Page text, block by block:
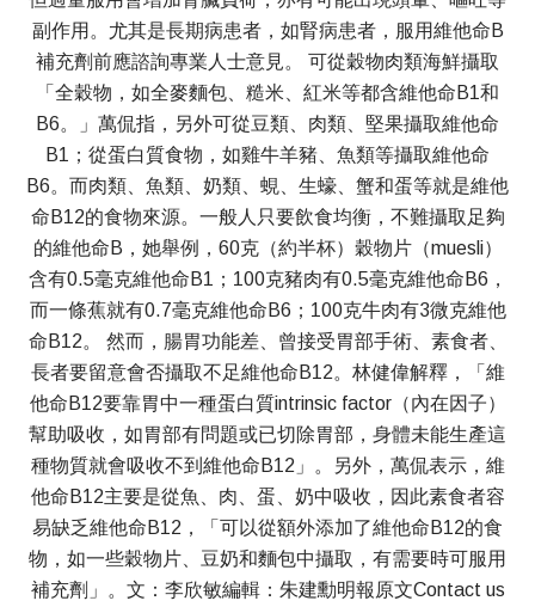
副作用。尤其是長期病患者，如腎病患者，服用維他命B
補充劑前應諮詢專業人士意見。 可從穀物肉類海鮮攝取
「全穀物，如全麥麵包、糙米、紅米等都含維他命B1和
B6。」萬侃指，另外可從豆類、肉類、堅果攝取維他命
B1；從蛋白質食物，如雞牛羊豬、魚類等攝取維他命
B6。而肉類、魚類、奶類、蜆、生蠔、蟹和蛋等就是維他
命B12的食物來源。一般人只要飲食均衡，不難攝取足夠
的維他命B，她舉例，60克（約半杯）穀物片（muesli）
含有0.5毫克維他命B1；100克豬肉有0.5毫克維他命B6，
而一條蕉就有0.7毫克維他命B6；100克牛肉有3微克維他
命B12。 然而，腸胃功能差、曾接受胃部手術、素食者、
長者要留意會否攝取不足維他命B12。林健偉解釋，「維
他命B12要靠胃中一種蛋白質intrinsic factor（內在因子）
幫助吸收，如胃部有問題或已切除胃部，身體未能生產這
種物質就會吸收不到維他命B12」。另外，萬侃表示，維
他命B12主要是從魚、肉、蛋、奶中吸收，因此素食者容
易缺乏維他命B12，「可以從額外添加了維他命B12的食
物，如一些穀物片、豆奶和麵包中攝取，有需要時可服用
補充劑」。文：李欣敏編輯：朱建勳明報原文Contact us